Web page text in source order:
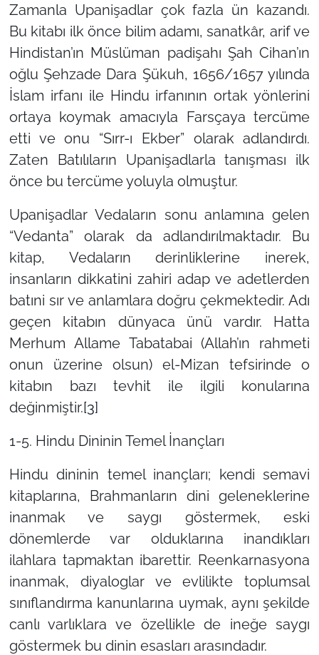
Zamanla Upanişadlar çok fazla ün kazandı.
Bu kitabı ilk önce bilim adamı, sanatkâr, arif ve
Hindistan’ın Müslüman padişahı Şah Cihan’ın
oğlu Şehzade Dara Şükuh, 1656/1657 yılında
İslam irfanı ile Hindu irfanının ortak yönlerini
ortaya koymak amacıyla Farsçaya tercüme
etti ve onu “Sırr-ı Ekber” olarak adlandırdı.
Zaten Batılıların Upanişadlarla tanışması ilk
önce bu tercüme yoluyla olmuştur.
Upanişadlar Vedaların sonu anlamına gelen
“Vedanta” olarak da adlandırılmaktadır. Bu
kitap, Vedaların derinliklerine inerek,
insanların dikkatini zahiri adap ve adetlerden
batıni sır ve anlamlara doğru çekmektedir. Adı
geçen kitabın dünyaca ünü vardır. Hatta
Merhum Allame Tabatabai (Allah’ın rahmeti
onun üzerine olsun) el-Mizan tefsirinde o
kitabın bazı tevhit ile ilgili konularına
değinmiştir.[3]
1-5. Hindu Dininin Temel İnançları
Hindu dininin temel inançları; kendi semavi
kitaplarına, Brahmanların dini geleneklerine
inanmak ve saygı göstermek, eski
dönemlerde var olduklarına inandıkları
ilahlara tapmaktan ibarettir. Reenkarnasyona
inanmak, diyaloglar ve evlilikte toplumsal
sınıflandırma kanunlarına uymak, aynı şekilde
canlı varlıklara ve özellikle de ineğe saygı
göstermek bu dinin esasları arasındadır.